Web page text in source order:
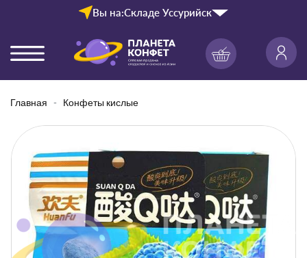
Вы на:Складе Уссурийск
Главная Конфеты кислые